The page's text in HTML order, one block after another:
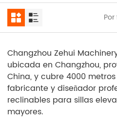
Changzhou Zehui
ubicada en Changzhou,
China, y cubre 4000
fabricante y diseñador
reclinables para sillas
mayores.